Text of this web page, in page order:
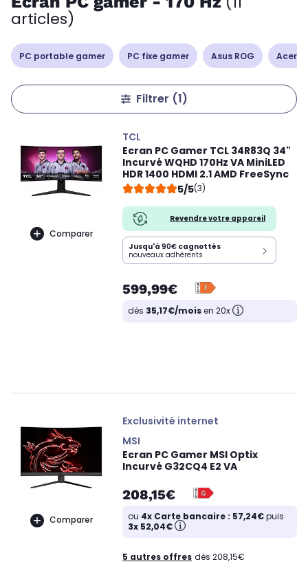
articles)
PC portable gamer PC fixe gamer Asus ROG Acer
Filtrer (1)
Comparer
TCL
Ecran PC Gamer TCL 34R83Q 34"
Incurvé WQHD 170Hz VA MiniLED
HDR 1400 HDMI 2.1 AMD FreeSync
5/5(3)
Revendre votre appareil
Jusqu'à 90€ cagnottés
nouveaux adhérents
599,99€
dès 35,17€/moisen 20x
Comparer
Exclusivité internet
MSI
Ecran PC Gamer MSI Optix
Incurvé G32CQ4 E2 VA
208,15€
ou 4x Carte bancaire : 57,24€puis
3x 52,04€
5 autres offres dès 208,15€